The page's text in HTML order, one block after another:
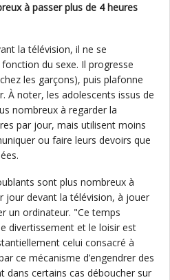
à passer plus de 4 heures
la télévision, il ne se
du sexe. Il progresse
les garçons), puis plafonne
À noter, les adolescents issus de
nombreux à regarder la
par jour, mais utilisent moins
ou faire leurs devoirs que
sont plus nombreux à
jour devant la télévision, à jouer
un ordinateur. "Ce temps
divertissement et le loisir est
celui consacré à
ce mécanisme d’engendrer des
dans certains cas déboucher sur